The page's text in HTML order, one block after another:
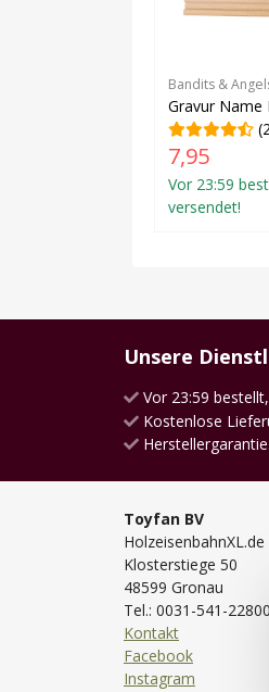
Bandits &
Gravur Name
7,95
Vor 23:59
versendet!
Unsere
Vor 23:59
Kostenlose
Herstellergarantie.
Toyfan BV
HolzeisenbahnXL.de
Klosterstiege 50
48599 Gronau
Tel.: 0031-541-
Kontakt
Facebook
Instagram